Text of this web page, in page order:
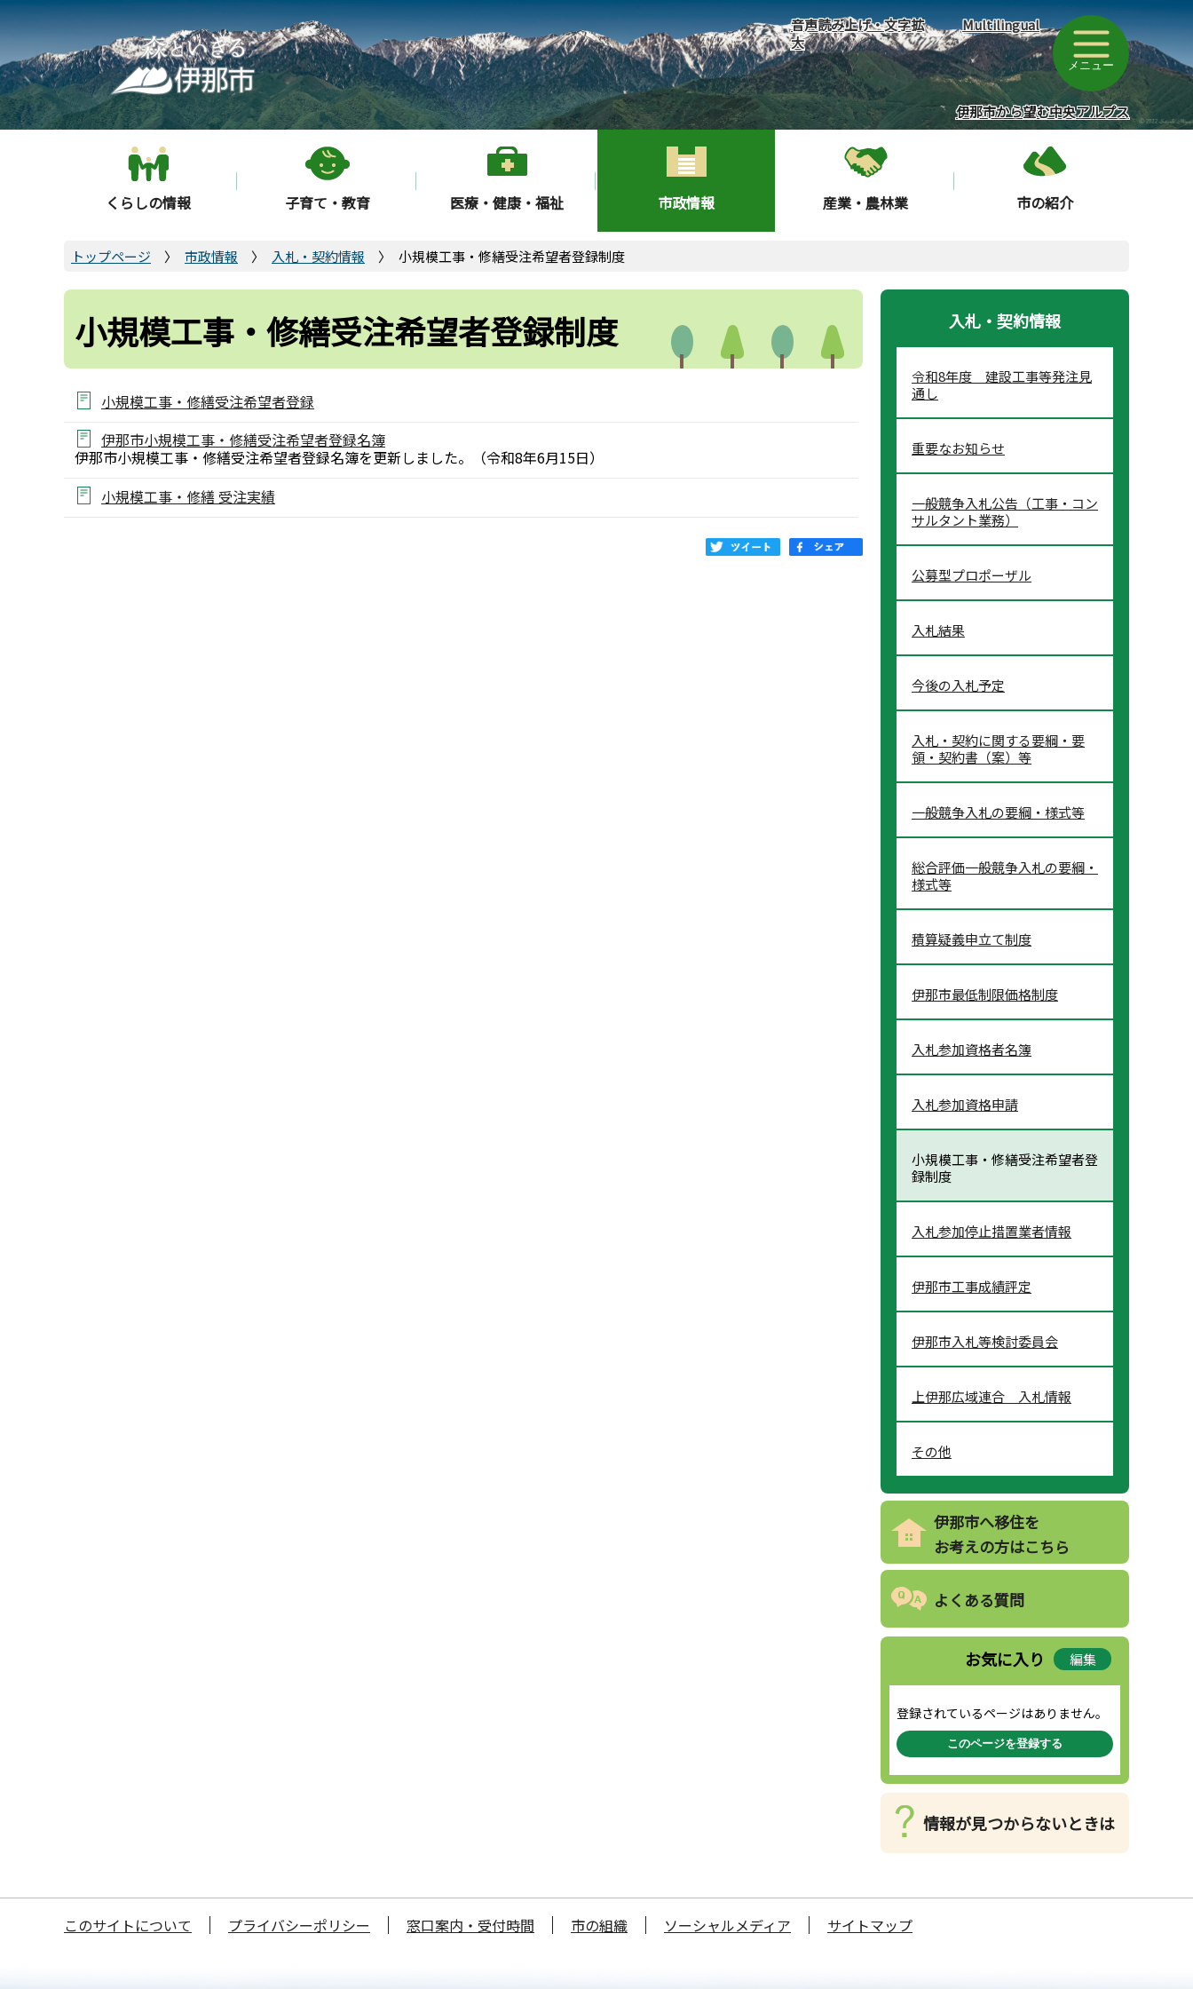
こ
の
ペ
ー
ジ
の
音声読み上げ・文字拡
大
Multilingual
メニュー
伊那市から望む中央アルプス
くらしの情報 子育て・教育 医療・健康・福祉 市政情報 産業・農林業 市の紹介
トップページ 市政情報 入札・契約情報 小規模工事・修繕受注希望者登録制度
小規模工事・修繕受注希望者登録制度
小規模工事・修繕受注希望者登録
伊那市小規模工事・修繕受注希望者登録名簿
伊那市小規模工事・修繕受注希望者登録名簿を更新しました。（令和8年6月15日）
小規模工事・修繕 受注実績
入札・契約情報
令和8年度 建設工事等発注見
通し
重要なお知らせ
一般競争入札公告（工事・コン
サルタント業務）
公募型プロポーザル
入札結果
今後の入札予定
入札・契約に関する要綱・要
領・契約書（案）等
一般競争入札の要綱・様式等
総合評価一般競争入札の要綱・
様式等
積算疑義申立て制度
伊那市最低制限価格制度
入札参加資格者名簿
入札参加資格申請
小規模工事・修繕受注希望者登
録制度
入札参加停止措置業者情報
伊那市工事成績評定
伊那市入札等検討委員会
上伊那広域連合 入札情報
その他
伊那市へ移住を
お考えの方はこちら
よくある質問
お気に入り 編集
登録されているページはありません。
このページを登録する
情報が見つからないときは
このサイトについて プライバシーポリシー 窓口案内・受付時間 市の組織 ソーシャルメディア サイトマップ